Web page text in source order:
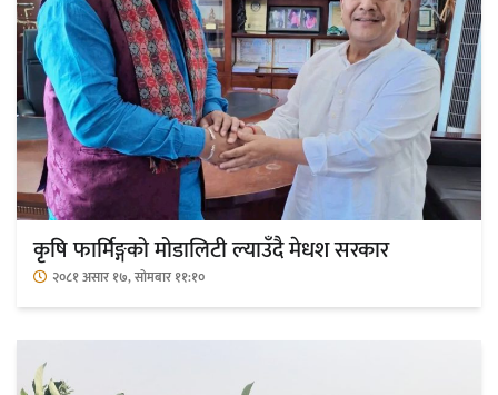
एम्बुलेन्सको उपहार भारत र नेपालबीचको निकै
बलियो र जीवन्त विकास साझेदारीको एक
हिस्सा : नियोग उपप्रमुख श्रीवास्तव
प्रेस काउन्सिल सदस्य नियुक्तिमा विभेद भयो :
जनमत पत्रकार संघ
कृषि फार्मिङ्गको मोडालिटी ल्याउँदै मेधश सरकार
२०८१ असार १७, सोमबार ११:१०